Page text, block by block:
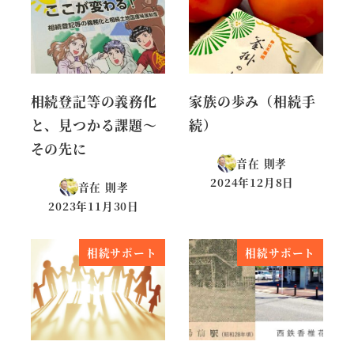
相続登記等の義務化
と、見つかる課題～
その先に
音在 則孝
投稿日
2023年11月30日
家族の歩み（相続手
続）
音在 則孝
投稿日
2024年12月8日
相続サポート 相続サポート